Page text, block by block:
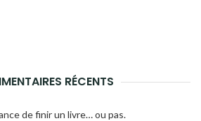
RÉCENTS
de finir un livre… ou pas.